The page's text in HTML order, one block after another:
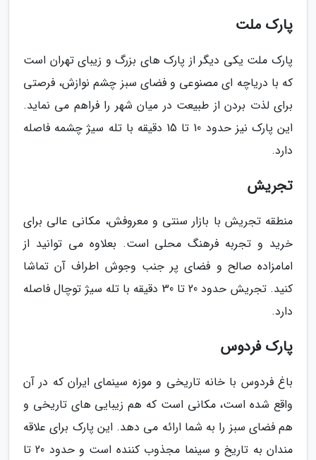
پارک ملت
پارک ملت یکی دیگر از پارک های بزرگ و زیبای تهران است
که با دریاچه ای مصنوعی و فضای سبز چشم نوازش، فرصتی
برای لذت بردن از طبیعت در میان شهر را فراهم می نماید.
این پارک نیز حدود 10 تا 15 دقیقه با تله سیژ چشمه فاصله
دارد.
تجریش
منطقه تجریش با بازار سنتی و معروفش، مکانی عالی برای
خرید و تجربه فرهنگ محلی است. بعلاوه می توانید از
امامزاده صالح و فضای پر جنب وجوش اطراف آن تماشا
کنید. تجریش حدود 20 تا 30 دقیقه با تله سیژ توچال فاصله
دارد.
پارک فردوس
باغ فردوس با خانه تاریخی و موزه سینمای ایران که در آن
واقع شده است، مکانی است که هم زیبایی های تاریخی و
هم فضای سبز را به شما ارائه می دهد. این پارک برای علاقه
مندان به تاریخ و سینما مجذوب کننده است و حدود 20 تا